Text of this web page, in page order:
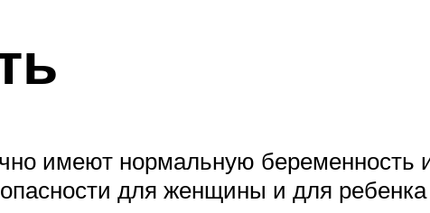
имеют нормальную беременность
для женщины и для